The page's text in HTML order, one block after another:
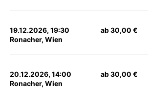
19.12.2026, 19:30
Ronacher, Wien
ab 30,00 €
20.12.2026, 14:00
Ronacher, Wien
ab 30,00 €